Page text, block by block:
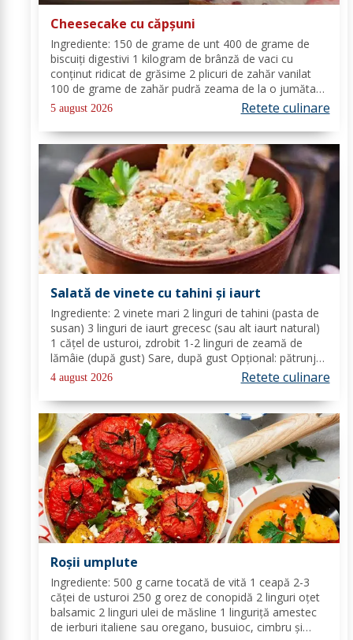
Cheesecake cu căpșuni
Ingrediente: 150 de grame de unt 400 de grame de
biscuiți digestivi 1 kilogram de brânză de vaci cu
conținut ridicat de grăsime 2 plicuri de zahăr vanilat
100 de grame de zahăr pudră zeama de la o jumătate
de lămâie 600 de mililitri de smântână pentru frișcă 4
foi de gelatină hidratate în apă rece...
5 august 2026 Retete culinare
Salată de vinete cu tahini și iaurt
Ingrediente: 2 vinete mari 2 linguri de tahini (pasta de
susan) 3 linguri de iaurt grecesc (sau alt iaurt natural)
1 cățel de usturoi, zdrobit 1-2 linguri de zeamă de
lămâie (după gust) Sare, după gust Opțional: pătrunjel
proaspăt tocat pentru decor Mod de preparare: Coace
vinetele pe grătar sau în...
4 august 2026 Retete culinare
Roșii umplute
Ingrediente: 500 g carne tocată de vită 1 ceapă 2-3
căței de usturoi 250 g orez de conopidă 2 linguri oțet
balsamic 2 linguri ulei de măsline 1 linguriță amestec
de ierburi italiene sau oregano, busuioc, cimbru și